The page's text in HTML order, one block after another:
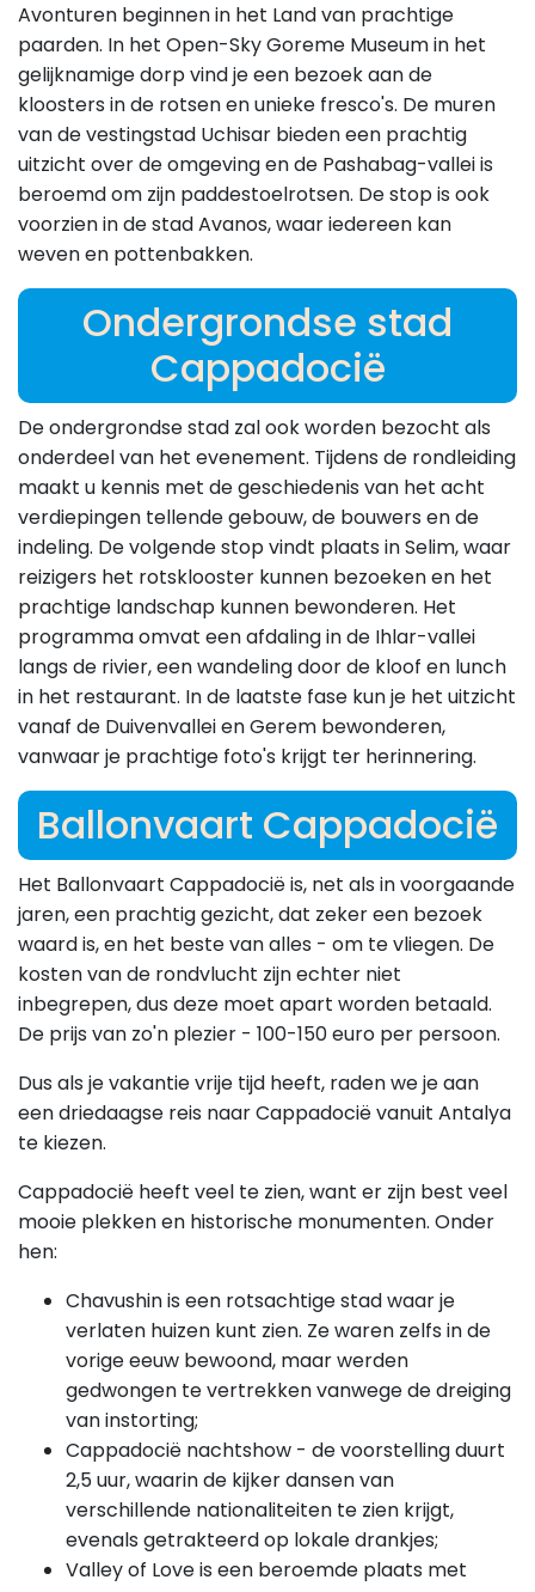
Avonturen beginnen in het Land van prachtige
paarden. In het Open-Sky Goreme Museum in het
gelijknamige dorp vind je een bezoek aan de
kloosters in de rotsen en unieke fresco's. De muren
van de vestingstad Uchisar bieden een prachtig
uitzicht over de omgeving en de Pashabag-vallei is
beroemd om zijn paddestoelrotsen. De stop is ook
voorzien in de stad Avanos, waar iedereen kan
weven en pottenbakken.
Ondergrondse stad
Cappadocië
De ondergrondse stad zal ook worden bezocht als
onderdeel van het evenement. Tijdens de rondleiding
maakt u kennis met de geschiedenis van het acht
verdiepingen tellende gebouw, de bouwers en de
indeling. De volgende stop vindt plaats in Selim, waar
reizigers het rotsklooster kunnen bezoeken en het
prachtige landschap kunnen bewonderen. Het
programma omvat een afdaling in de Ihlar-vallei
langs de rivier, een wandeling door de kloof en lunch
in het restaurant. In de laatste fase kun je het uitzicht
vanaf de Duivenvallei en Gerem bewonderen,
vanwaar je prachtige foto's krijgt ter herinnering.
Ballonvaart Cappadocië
Het Ballonvaart Cappadocië is, net als in voorgaande
jaren, een prachtig gezicht, dat zeker een bezoek
waard is, en het beste van alles - om te vliegen. De
kosten van de rondvlucht zijn echter niet
inbegrepen, dus deze moet apart worden betaald.
De prijs van zo'n plezier - 100-150 euro per persoon.
Dus als je vakantie vrije tijd heeft, raden we je aan
een driedaagse reis naar Cappadocië vanuit Antalya
te kiezen.
Cappadocië heeft veel te zien, want er zijn best veel
mooie plekken en historische monumenten. Onder
hen:
Chavushin is een rotsachtige stad waar je
verlaten huizen kunt zien. Ze waren zelfs in de
vorige eeuw bewoond, maar werden
gedwongen te vertrekken vanwege de dreiging
van instorting;
Cappadocië nachtshow - de voorstelling duurt
2,5 uur, waarin de kijker dansen van
verschillende nationaliteiten te zien krijgt,
evenals getrakteerd op lokale drankjes;
Valley of Love is een beroemde plaats met